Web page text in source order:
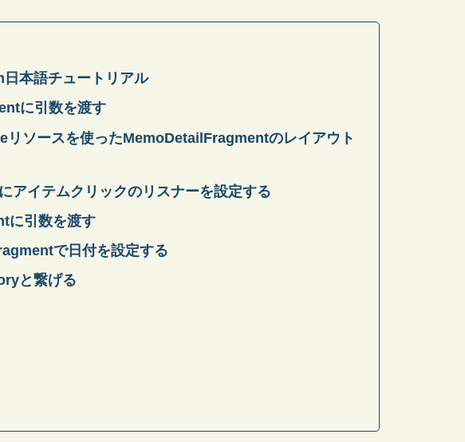
本語チュートリアル
に引数を渡す
リソースを使ったMemoDetailFragmentのレイアウト
アイテムクリックのリスナーを設定する
に引数を渡す
で日付を設定する
と繋げる